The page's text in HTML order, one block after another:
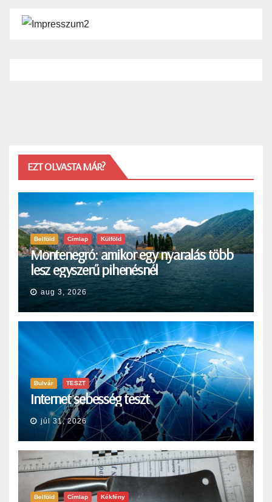
EZT OLVASTA MÁR?
Belföld Címlap Külföld
Montenegró: amikor egy nyaralás több
lesz egyszerű pihenésnél
aug 3, 2026
Bulvár TESZT
Internet sebesség teszt
júl 31, 2026
Belföld Címlap Kékfény